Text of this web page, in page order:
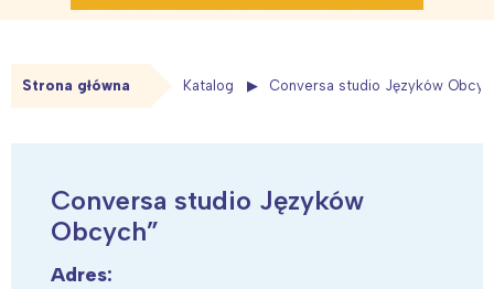
Strona główna Katalog Conversa studio Języków
Conversa studio Języków
Obcych”
Adres: